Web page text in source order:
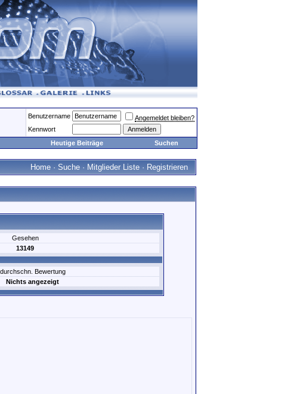
Benutzername
Angemeldet bleiben?
Kennwort
Heutige Beiträge Suchen
Home · Suche · Mitglieder Liste · Registrieren
Gesehen
13149
durchschn. Bewertung
Nichts angezeigt